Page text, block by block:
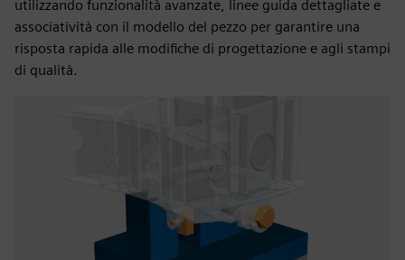
utilizzando funzionalità avanzate, linee guida dettagliate e
associatività con il modello del pezzo per garantire una
risposta rapida alle modifiche di progettazione e agli stampi
di qualità.